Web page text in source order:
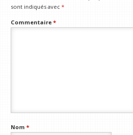
sont indiqués avec*
Commentaire*
Nom*